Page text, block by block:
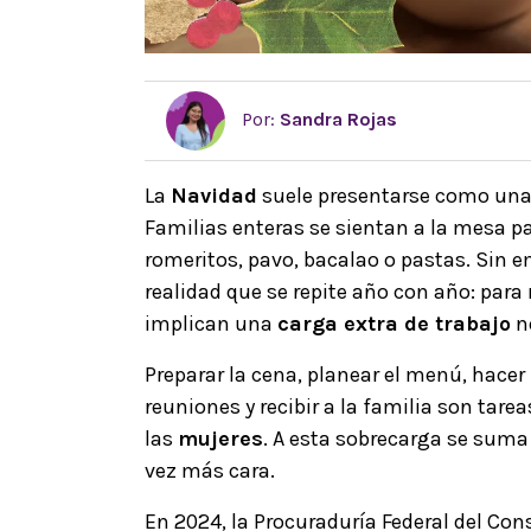
Por: Sandra Rojas
La Navidad suele presentarse como
Familias enteras se sientan a la mesa
romeritos, pavo, bacalao o pastas. Sin
realidad que se repite año con año:
implican una carga extra de trabajo
Preparar la cena, planear el menú,
reuniones y recibir a la familia son
las mujeres. A esta sobrecarga se
vez más cara.
En 2024, la Procuraduría Federal del